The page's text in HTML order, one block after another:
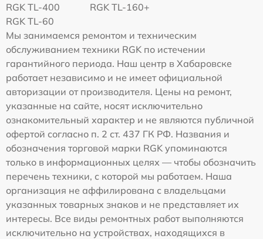
RGK TL-400
RGK TL-160+
RGK TL-60
Мы занимаемся ремонтом и техническим
обслуживанием техники RGK по истечении
гарантийного периода. Наш центр в Хабаровске
работает независимо и не имеет официальной
авторизации от производителя. Цены на ремонт,
указанные на сайте, носят исключительно
ознакомительный характер и не являются публичной
офертой согласно п. 2 ст. 437 ГК РФ. Названия и
обозначения торговой марки RGK упоминаются
только в информационных целях — чтобы обозначить
перечень техники, с которой мы работаем. Наша
организация не аффилирована с владельцами
указанных товарных знаков и не представляет их
интересы. Все виды ремонтных работ выполняются
исключительно на устройствах, находящихся в